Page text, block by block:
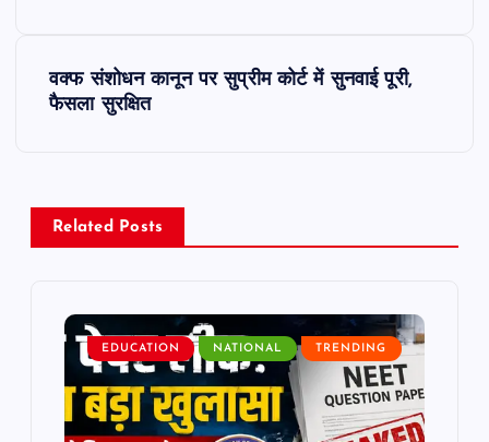
a
वक्फ संशोधन कानून पर सुप्रीम कोर्ट में सुनवाई पूरी,
फैसला सुरक्षित
Related Posts
EDUCATION NATIONAL TRENDING